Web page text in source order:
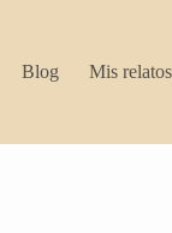
Blog Mis relatos